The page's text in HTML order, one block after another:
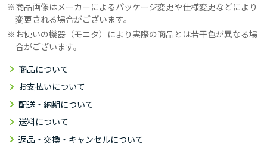
商品画像はメーカーによるパッケージ変更や仕様変更などにより
変更される場合がございます。
お使いの機器（モニタ）により実際の商品とは若干色が異なる場
合がございます。
商品について
お支払いについて
配送・納期について
送料について
返品・交換・キャンセルについて